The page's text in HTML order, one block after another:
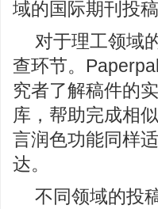
域的国际期刊投稿
对于理工领域
查环节。
究者了解稿件的
库，帮助完成相
言润色功能同样
达。
不同领域的投